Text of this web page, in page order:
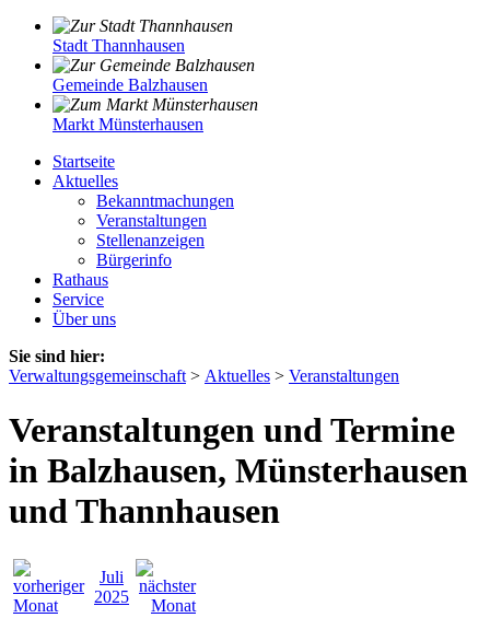
Stadt Thannhausen
Gemeinde Balzhausen
Markt Münsterhausen
Startseite
Aktuelles
Bekanntmachungen
Veranstaltungen
Stellenanzeigen
Bürgerinfo
Rathaus
Service
Über uns
Sie sind hier:
Verwaltungsgemeinschaft > Aktuelles > Veranstaltungen
Veranstaltungen und Termine
in Balzhausen, Münsterhausen
und Thannhausen
Juli
2025